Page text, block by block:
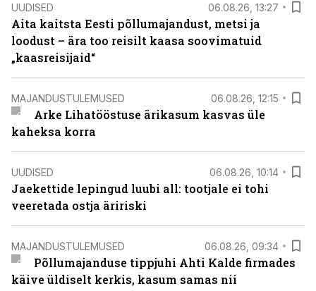
UUDISED 06.08.26, 13:27
Aita kaitsta Eesti põllumajandust, metsi ja
loodust – ära too reisilt kaasa soovimatuid
„kaasreisijaid“
MAJANDUSTULEMUSED 06.08.26, 12:15
Arke Lihatööstuse ärikasum kasvas üle
kaheksa korra
UUDISED 06.08.26, 10:14
Jaekettide lepingud luubi all: tootjale ei tohi
veeretada ostja äririski
MAJANDUSTULEMUSED 06.08.26, 09:34
Põllumajanduse tippjuhi Ahti Kalde firmades
käive üldiselt kerkis, kasum samas nii